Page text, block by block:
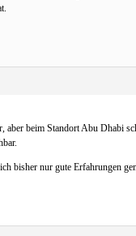
aber beim Standort Abu Dhabi
bisher nur gute Erfahrungen